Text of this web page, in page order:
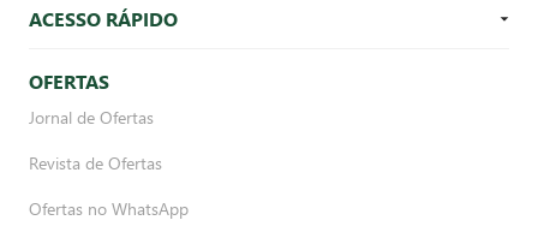
ACESSO RÁPIDO
OFERTAS
Jornal de Ofertas
Revista de Ofertas
Ofertas no WhatsApp